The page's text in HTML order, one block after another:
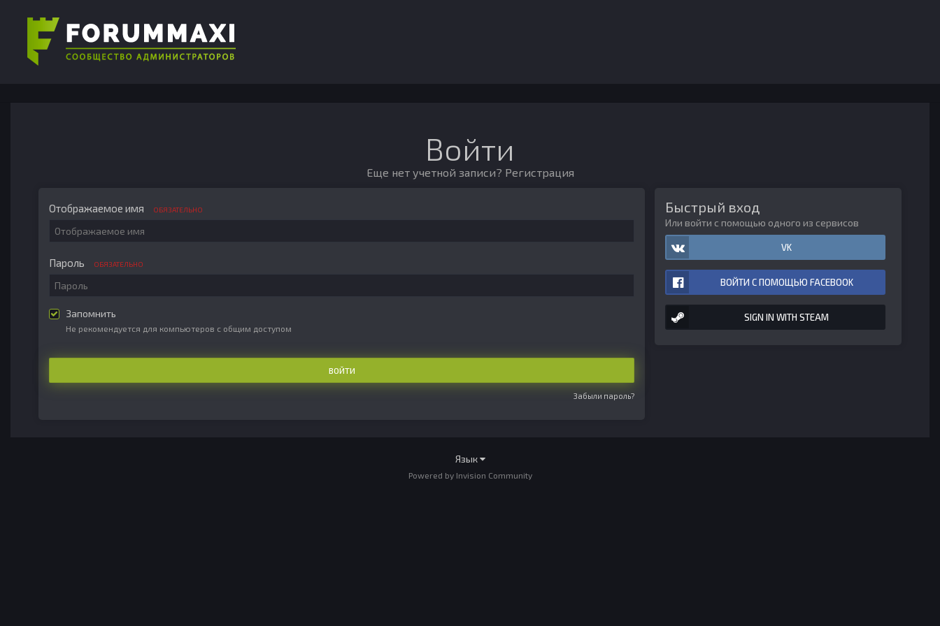
Войти
Еще нет учетной записи? Регистрация
Отображаемое имя ОБЯЗАТЕЛЬНО
Пароль ОБЯЗАТЕЛЬНО
Запомнить
Не рекомендуется для компьютеров с общим доступом
ВОЙТИ
Забыли пароль?
Быстрый вход
Или войти с помощью одного из сервисов
VK
ВОЙТИ С ПОМОЩЬЮ FACEBOOK
SIGN IN WITH STEAM
Язык
Powered by Invision Community